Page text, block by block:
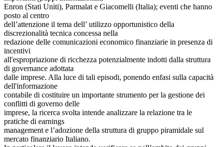
Enron (Stati Uniti), Parmalat e Giacomelli (Italia); eventi che hanno
posto al centro
dell’attenzione il tema dell’ utilizzo opportunistico della
discrezionalità tecnica concessa nella
redazione delle comunicazioni economico finanziarie in presenza di
incentivi
all'espropriazione di ricchezza potenzialmente indotti dalla struttura
di governance adottata
dalle imprese. Alla luce di tali episodi, ponendo enfasi sulla capacità
dell'informazione
contabile di costituire un importante strumento per la gestione dei
conflitti di governo delle
imprese, la ricerca svolta intende analizzare la relazione tra le
pratiche di earnings
management e l’adozione della struttura di gruppo piramidale sul
mercato finanziario Italiano.